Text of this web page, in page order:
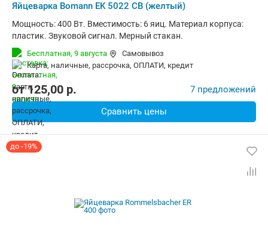
Яйцеварка Bomann EK 5022 CB (желтый)
Мощность: 400 Вт. Вместимость: 6 яиц. Материал корпуса:
пластик. Звуковой сигнал. Мерный стакан.
Бесплатная, 9 августа
Самовывоз
карта, наличные, рассрочка, ОПЛАТИ, кредит
от125,00 p. 7 предложений
Сравнить цены
до -19%